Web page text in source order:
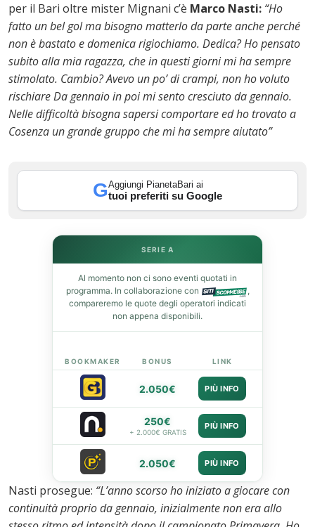
per il Bari oltre mister Mignani c’è Marco Nasti: “Ho
fatto un bel gol ma bisogno matterlo da parte anche perché
non è bastato e domenica rigiochiamo. Dedica? Ho pensato
subito alla mia ragazza, che in questi giorni mi ha sempre
stimolato. Cambio? Avevo un po’ di crampi, non ho voluto
rischiare Da gennaio in poi mi sento cresciuto da gennaio.
Nelle difficoltà bisogna sapersi comportare ed ho trovato a
Cosenza un grande gruppo che mi ha sempre aiutato”
GAggiungi PianetaBari ai
tuoi preferiti su Google
SERIE A
Al momento non ci sono eventi quotati in
programma. In collaborazione con
,
compareremo le quote degli operatori indicati
non appena disponibili.
BOOKMAKER BONUS LINK
2.050€ PIÙ INFO
250€
+ 2.000€ GRATIS
PIÙ INFO
2.050€ PIÙ INFO
Nasti prosegue: “L’anno scorso ho iniziato a giocare con
continuità proprio da gennaio, inizialmente non era allo